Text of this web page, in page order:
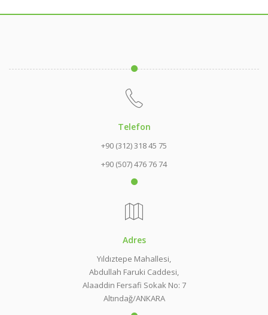
Telefon
+90 (312) 318 45 75
+90 (507) 476 76 74
Adres
Yıldıztepe Mahallesi,
Abdullah Faruki Caddesi,
Alaaddin Fersafi Sokak No: 7
Altındağ/ANKARA